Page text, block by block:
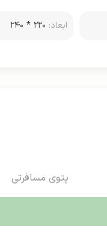
ابعاد: ۲۲۰ * ۲۴۰
پتوی مسافرتی